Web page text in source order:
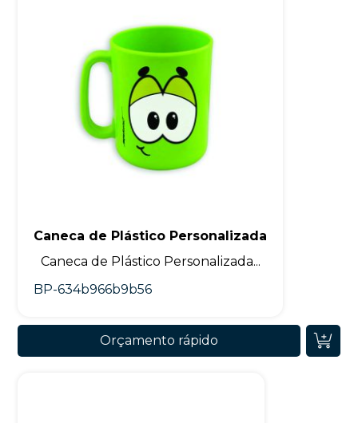
Caneca de Plástico Personalizada
Caneca de Plástico Personalizada...
BP-634b966b9b56
Orçamento rápido